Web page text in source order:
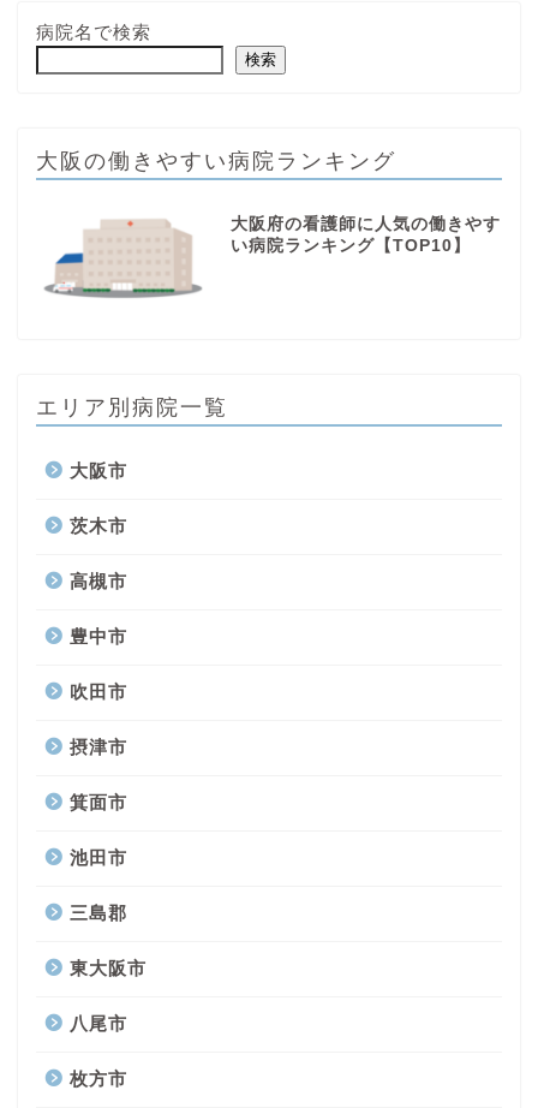
病院名で検索
検索
大阪の働きやすい病院ランキング
大阪府の看護師に人気の働きやす
い病院ランキング【TOP10】
エリア別病院一覧
大阪市
茨木市
高槻市
豊中市
吹田市
摂津市
箕面市
池田市
三島郡
東大阪市
八尾市
枚方市